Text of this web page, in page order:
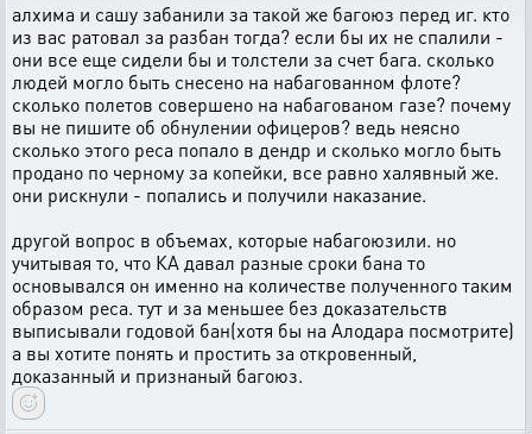
алхима и сашу забанили за такой же багоюз перед иг. кто
из вас ратовал за разбан тогда? если бы их не спалили -
они все еще сидели бы и толстели за счет бага. сколько
людей могло быть снесено на набагованном флоте?
сколько полетов совершено на набагованом газе? почему
вы не пишите об обнулении офицеров? ведь неясно
сколько этого реса попало в дендр и сколько могло быть
продано по черному за копейки, все равно халявный же.
они рискнули - попались и получили наказание.
другой вопрос в объемах, которые набагоюзили. но
учитывая то, что КА давал разные сроки бана то
основывался он именно на количестве полученного таким
образом реса. тут и за меньшее без доказательств
выписывали годовой бан(хотя бы на Алодара посмотрите)
а вы хотите понять и простить за откровенный,
доказанный и признаный багоюз.